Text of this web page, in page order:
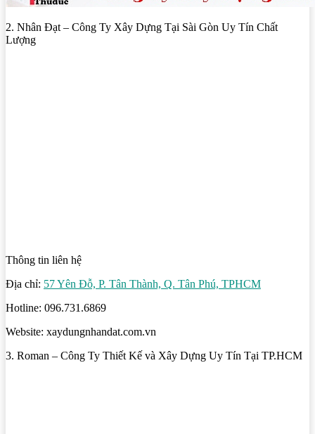
2. Nhân Đạt – Công Ty Xây Dựng Tại Sài Gòn Uy Tín Chất
Lượng
Thông tin liên hệ
Địa chỉ: 57 Yên Đỗ, P. Tân Thành, Q. Tân Phú, TPHCM
Hotline: 096.731.6869
Website: xaydungnhandat.com.vn
3. Roman – Công Ty Thiết Kế và Xây Dựng Uy Tín Tại TP.HCM